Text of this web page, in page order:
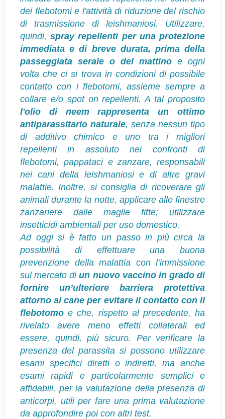
dei flebotomi e l'attività di riduzione del rischio
di trasmissione di leishmaniosi.
Utilizzare,
quindi,spray repellenti per una protezione
immediata e di breve durata, prima della
passeggiata serale o del mattino e ogni
volta che ci si trova in condizioni di possibile
contatto con i flebotomi, assieme sempre a
collare e/o spot on repellenti. A tal proposito
l'olio di neem rappresenta un ottimo
antiparassitario naturale, senza nessun tipo
di additivo chimico e uno tra i migliori
repellenti in assoluto nei confronti di
flebotomi, pappataci e zanzare, responsabili
nei cani della leishmaniosi e di altre gravi
malattie. Inoltre, si consiglia di ricoverare gli
animali durante la notte, applicare alle finestre
zanzariere dalle maglie fitte; utilizzare
insetticidi ambientali per uso domestico.
Ad oggi si è fatto un passo in più circa la
possibilità di effettuare una buona
prevenzione della malattia con l’immissione
sul mercato diun nuovo vaccino in grado di
fornire un’ulteriore barriera protettiva
attorno al cane per evitare il contatto con il
flebotomo e che, rispetto al precedente, ha
rivelato avere meno effetti collaterali ed
essere, quindi, più sicuro. Per verificare la
presenza del parassita si possono utilizzare
esami specifici diretti o indiretti, ma anche
esami rapidi e particolarmente semplici e
affidabili, per la valutazione della presenza di
anticorpi, utili per fare una prima valutazione
da approfondire poi con altri test.